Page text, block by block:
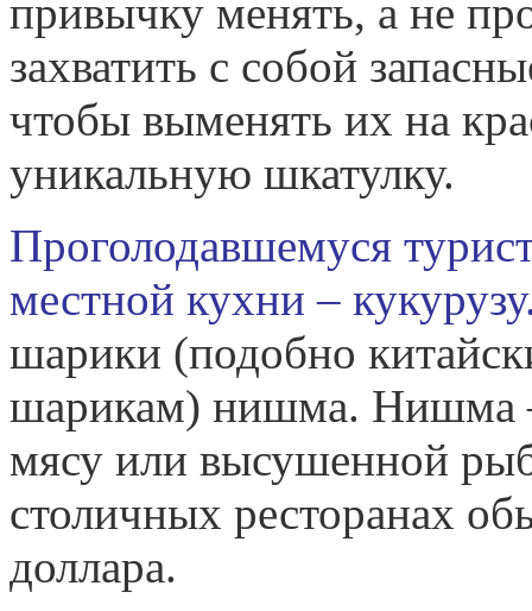
привычку менять, а не
захватить с собой
чтобы выменять их на
уникальную шкатулку.
Проголодавшемуся
местной кухни –
шарики (подобно
шарикам) нишма. Нишма
мясу или высушенной
столичных ресторанах
доллара.